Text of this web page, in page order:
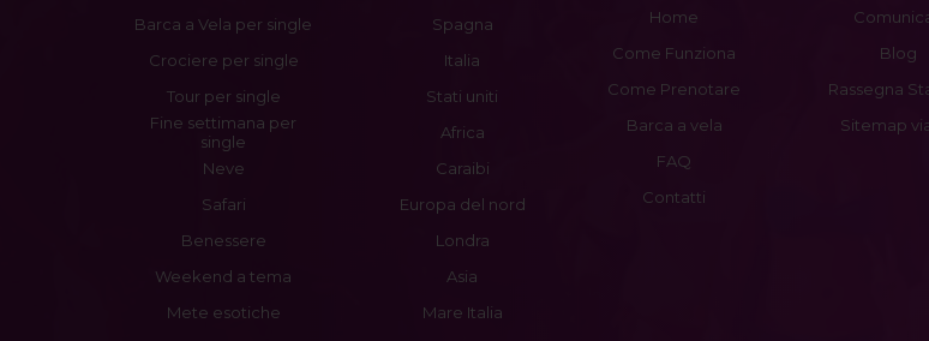
Barca a Vela per single
Crociere per single
Tour per single
Fine settimana per
single
Neve
Safari
Benessere
Weekend a tema
Mete esotiche
Spagna
Italia
Stati uniti
Africa
Caraibi
Europa del nord
Londra
Asia
Mare Italia
Home
Come Funziona
Come Prenotare
Barca a vela
FAQ
Contatti
Blog
Rassegna
Sitemap